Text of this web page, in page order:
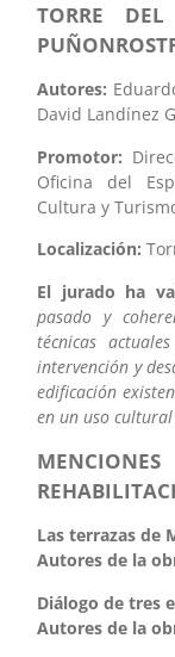
TORRE
Autores:
David Landínez
Promotor:
Oficina del
Cultura y
Localización:
El jurado ha
pasado y
técnicas
intervención y
edificación
en un uso
Las terrazas de
Autores de la
Diálogo de tres
Autores de la